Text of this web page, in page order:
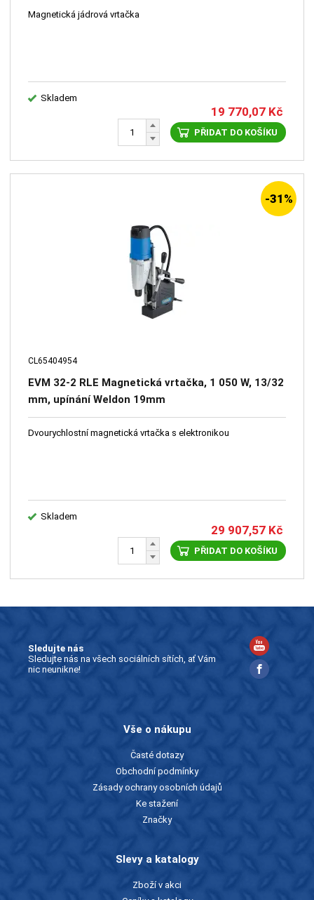
Magnetická jádrová vrtačka
Skladem
19 770,07 Kč
PŘIDAT DO KOŠÍKU
-31%
CL65404954
EVM 32-2 RLE Magnetická vrtačka, 1 050 W, 13/32
mm, upínání Weldon 19mm
Dvourychlostní magnetická vrtačka s elektronikou
Skladem
29 907,57 Kč
PŘIDAT DO KOŠÍKU
Sledujte nás
Sledujte nás na všech sociálních sítích, ať Vám
nic neunikne!
Vše o nákupu
Časté dotazy
Obchodní podmínky
Zásady ochrany osobních údajů
Ke stažení
Značky
Slevy a katalogy
Zboží v akci